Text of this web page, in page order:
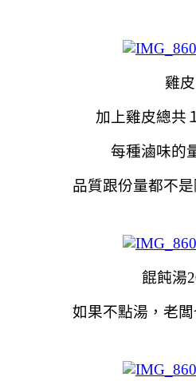
雞皮
加上雞皮總共
每種滷味的
品質跟份量都不
餛飩湯
如果不點湯，老